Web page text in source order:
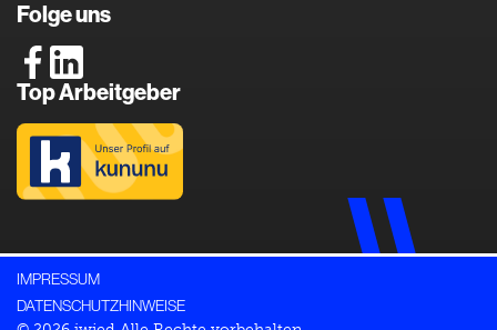
Folge uns
Top Arbeitgeber
IMPRESSUM
DATENSCHUTZHINWEISE